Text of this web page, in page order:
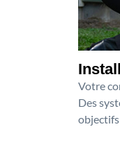
Votre
Des
objectifs